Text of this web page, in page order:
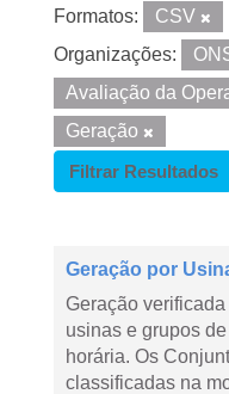
Formatos: CSV
Organizações:
Avaliação da
Geração
Filtrar Resultados
Geração por
Geração
usinas e grupos
horária. Os
classificadas na